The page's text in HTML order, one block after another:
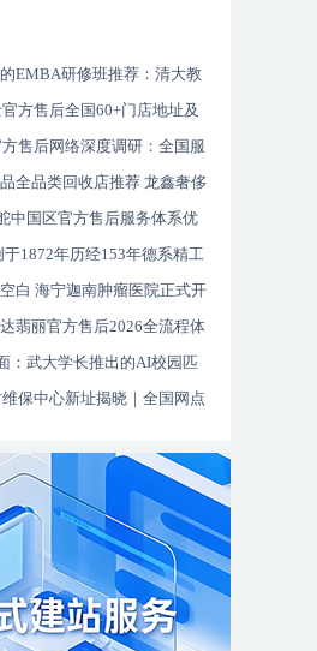
EMBA研修班推荐：清大教
业家成长
方售后全国60+门店地址及
售后网络深度调研：全国服
报告
全品类回收店推荐 龙鑫奢侈
解析
中国区官方售后服务体系优
及电话全指南）
1872年历经153年德系精工
+客户信赖的智居标杆
白 海宁迦南肿瘤医院正式开
医疗资源服务浙北百姓
翡丽官方售后2026全流程体
南：武大学长推出的AI校园匹
保中心新址揭晓｜全国网点